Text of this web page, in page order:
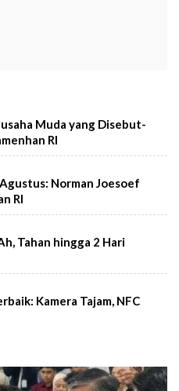
Muda yang Disebut-
RI
Norman Joesoef
RI
Tahan hingga 2 Hari
Kamera Tajam, NFC